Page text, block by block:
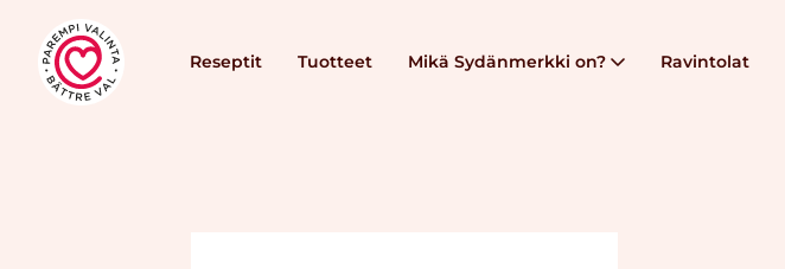
Reseptit Tuotteet Mikä Sydänmerkki on? Ravintolat